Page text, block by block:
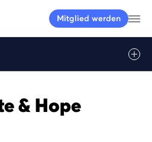
Mitglied werden
& Hope